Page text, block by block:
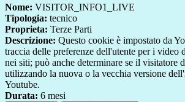
Nome: VISITOR_INFO1_LIVE
Tipologia: tecnico
Proprieta: Terze Parti
Descrizione: Questo cookie è impostato da
traccia delle preferenze dell'utente per i video
nei siti; può anche determinare se il visitatore
utilizzando la nuova o la vecchia versione
Youtube.
Durata: 6 mesi